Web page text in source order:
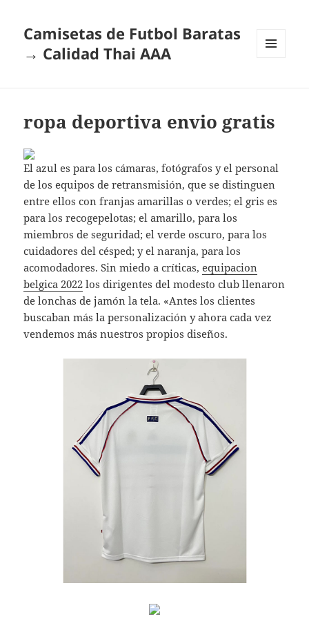
Camisetas de Futbol Baratas
→ Calidad Thai AAA
ropa deportiva envio gratis
El azul es para los cámaras, fotógrafos y el personal
de los equipos de retransmisión, que se distinguen
entre ellos con franjas amarillas o verdes; el gris es
para los recogepelotas; el amarillo, para los
miembros de seguridad; el verde oscuro, para los
cuidadores del césped; y el naranja, para los
acomodadores. Sin miedo a críticas,equipacion
belgica 2022 los dirigentes del modesto club llenaron
de lonchas de jamón la tela. «Antes los clientes
buscaban más la personalización y ahora cada vez
vendemos más nuestros propios diseños.